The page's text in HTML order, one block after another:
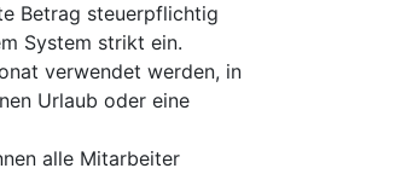
Betrag steuerpflichtig
System strikt ein.
verwendet werden, in
Urlaub oder eine
alle Mitarbeiter